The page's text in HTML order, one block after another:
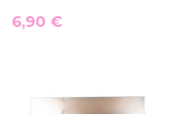
6,90 €